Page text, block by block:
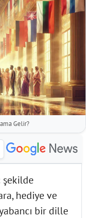
Gelir?
şekilde
hediye ve
bir dille